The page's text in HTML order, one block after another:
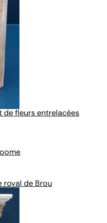
de fleurs entrelacées
royal de Brou